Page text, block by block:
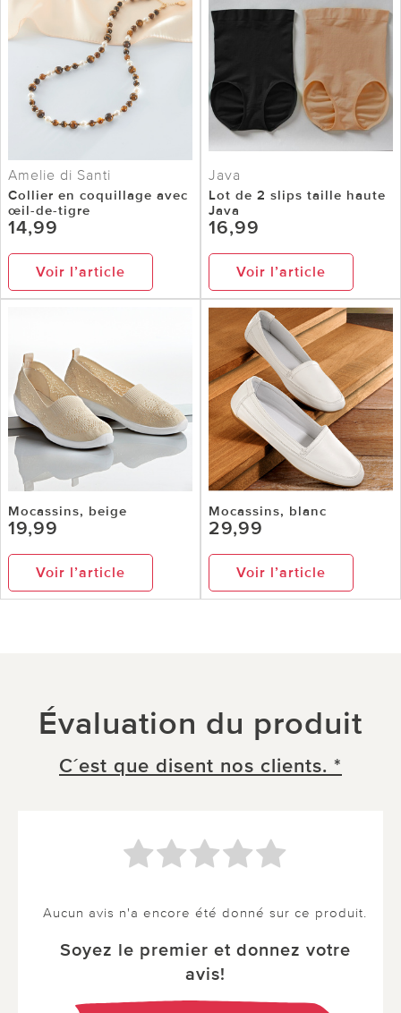
Amelie di Santi
Collier en coquillage avec
œil-de-tigre
14,99
Voir l’article
Java
Lot de 2 slips taille haute
Java
16,99
Voir l’article
Mocassins, beige
19,99
Voir l’article
Mocassins, blanc
29,99
Voir l’article
Évaluation du produit
C´est que disent nos clients. *
Aucun avis n'a encore été donné sur ce produit.
Soyez le premier et donnez votre
avis!